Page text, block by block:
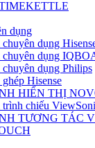
dụng
dụng
chuyên dụng
dụng Philips
Hisense
HIỂN THỊ
chiếu
TƯƠNG TÁC